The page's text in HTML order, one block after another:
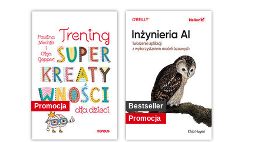
kreatywności.
Wydanie II
Promocja
Bestseller
Promocja